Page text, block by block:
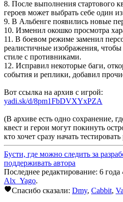
8. После выполнения стартового
героев может выбрать себе один
9. В Альбенге появились новые
10. Изменил окошко просмотра
11. В боевом режиме заменил
реалистичные изображения,
стиле с противниками.
12. Исправил некоторые баги,
события и реплики, добавил
Вот ссылка на архив с игрой:
yadi.sk/d/8pm1FbDVXYxPZA
(В архиве есть одно сохранение,
квест и герои могут покинуть
кто хочет сразу начать
Бусти, где можно следить за
поддерживать автора
Последнее редактирование: 6 года
Alx_Yago.
Спасибо сказали: Dmy, Cabbit,